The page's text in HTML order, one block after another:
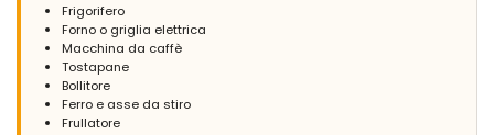
Frigorifero
Forno o griglia elettrica
Macchina da caffè
Tostapane
Bollitore
Ferro e asse da stiro
Frullatore